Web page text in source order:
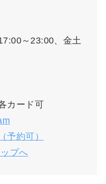
～23:00、金土
カード可
予約可）
プへ